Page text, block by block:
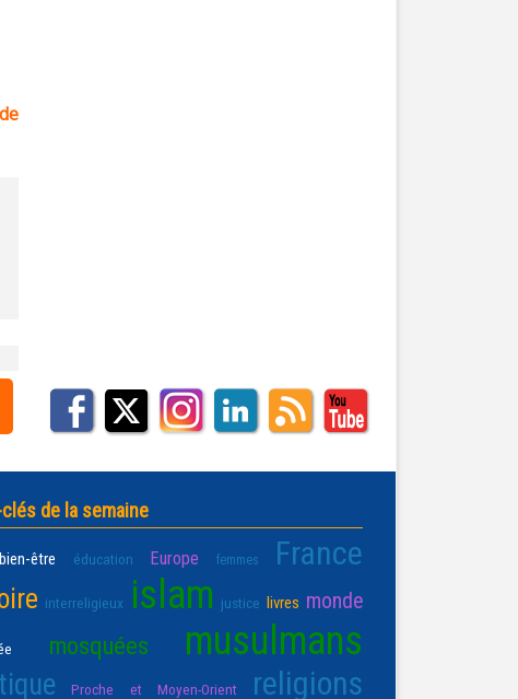
de la semaine
bien-être éducation Europe femmes France
interreligieux islam justice livres monde
mosquées musulmans
Proche et Moyen-Orient religions